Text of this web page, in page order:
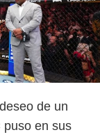
de un
puso en sus